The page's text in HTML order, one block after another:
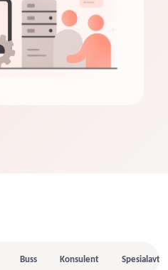
Buss Konsulent